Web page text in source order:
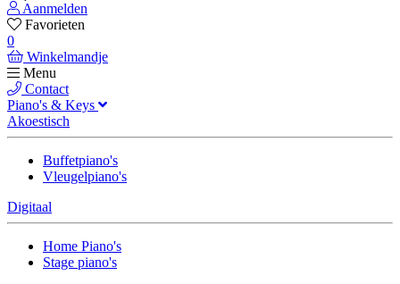
Aanmelden
Favorieten
0
Winkelmandje
Menu
Contact
Piano's & Keys
Akoestisch
Buffetpiano's
Vleugelpiano's
Digitaal
Home Piano's
Stage piano's